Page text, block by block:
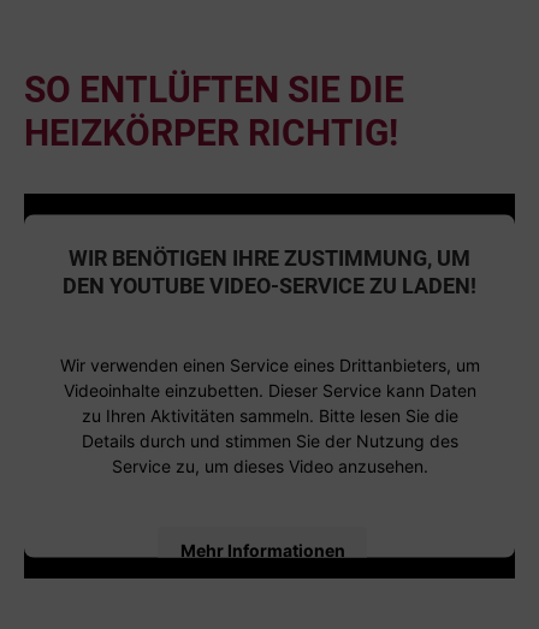
SO ENTLÜFTEN SIE DIE
HEIZKÖRPER RICHTIG!
WIR BENÖTIGEN IHRE ZUSTIMMUNG, UM
DEN YOUTUBE VIDEO-SERVICE ZU LADEN!
Wir verwenden einen Service eines Drittanbieters, um
Videoinhalte einzubetten. Dieser Service kann Daten
zu Ihren Aktivitäten sammeln. Bitte lesen Sie die
Details durch und stimmen Sie der Nutzung des
Service zu, um dieses Video anzusehen.
Mehr Informationen